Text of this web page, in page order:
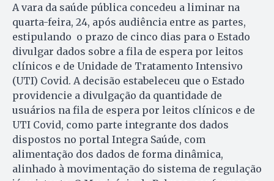
A vara da saúde pública concedeu a liminar na
quarta-feira, 24, após audiência entre as partes,
estipulando o prazo de cinco dias para o Estado
divulgar dados sobre a fila de espera por leitos
clínicos e de Unidade de Tratamento Intensivo
(UTI) Covid. A decisão estabeleceu que o Estado
providencie a divulgação da quantidade de
usuários na fila de espera por leitos clínicos e de
UTI Covid, como parte integrante dos dados
dispostos no portal Integra Saúde, com
alimentação dos dados de forma dinâmica,
alinhado à movimentação do sistema de regulação